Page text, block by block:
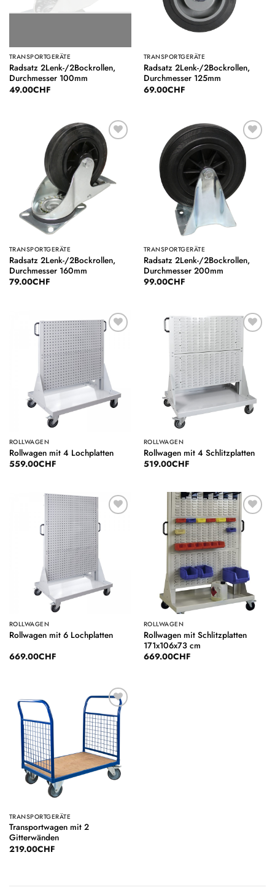
TRANSPORTGERÄTE
Radsatz 2Lenk-/2Bockrollen,
Durchmesser 100mm
49.00CHF
TRANSPORTGERÄTE
Radsatz 2Lenk-/2Bockrollen,
Durchmesser 125mm
69.00CHF
Auf die
Wunschliste
TRANSPORTGERÄTE
Radsatz 2Lenk-/2Bockrollen,
Durchmesser 160mm
79.00CHF
Auf die
Wunschliste
TRANSPORTGERÄTE
Radsatz 2Lenk-/2Bockrollen,
Durchmesser 200mm
99.00CHF
Auf die
Wunschliste
ROLLWAGEN
Rollwagen mit 4 Lochplatten
559.00CHF
Auf die
Wunschliste
ROLLWAGEN
Rollwagen mit 4 Schlitzplatten
519.00CHF
Auf die
Wunschliste
ROLLWAGEN
Rollwagen mit 6 Lochplatten
669.00CHF
Auf die
Wunschliste
ROLLWAGEN
Rollwagen mit Schlitzplatten
171x106x73 cm
669.00CHF
Auf die
Wunschliste
TRANSPORTGERÄTE
Transportwagen mit 2
Gitterwänden
219.00CHF